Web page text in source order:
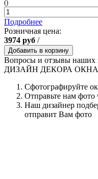
()
Подробнее
Розничная цена:
3974 руб /
Добавить в корзину
Вопросы и отзывы наших
ДИЗАЙН ДЕКОРА
Сфотографируйте
Отправьте нам фото
Наш дизайнер
отправит Вам фото